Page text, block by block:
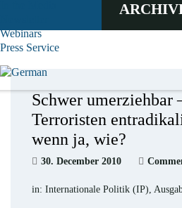
Webinars
Press Service
Schwer umerziehbar
Terroristen
wenn ja, wie?
30. December 2010
in: Internationale Politik (IP),